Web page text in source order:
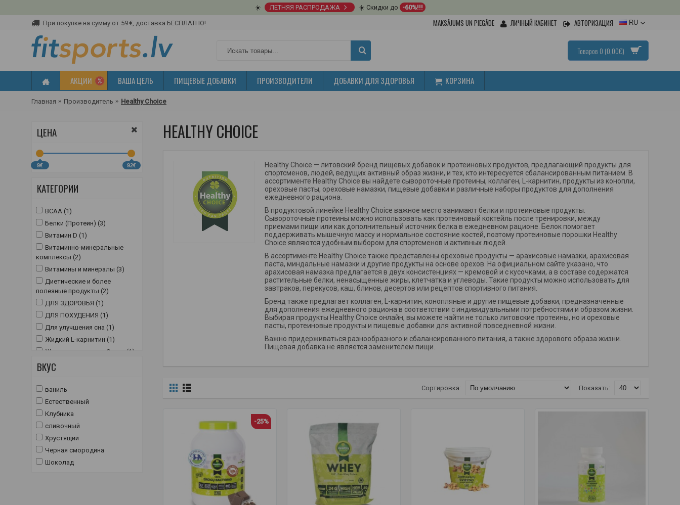
☀️ ЛЕТНЯЯ РАСПРОДАЖА ☀️ Скидки до -60%!!!
При покупке на сумму от 59 €, доставка БЕСПЛАТНО! MAKSĀJUMS UN PIEGĀDE ЛИЧНЫЙ КАБИНЕТ АВТОРИЗАЦИЯ RU
Товаров 0 (0,00€)
АКЦИИ ВАША ЦЕЛЬ ПИЩЕВЫЕ ДОБАВКИ ПРОИЗВОДИТЕЛИ ДОБАВКИ ДЛЯ ЗДОРОВЬЯ КОРЗИНА
Главная Производитель Healthy Choice
ЦЕНА
9€ 92€
КАТЕГОРИИ
BCAA (1)
Белки (Протеин) (3)
Витамин D (1)
Витаминно-минеральные
комплексы (2)
Витамины и минералы (3)
Диетические и более
полезные продукты (2)
ДЛЯ ЗДОРОВЬЯ (1)
ДЛЯ ПОХУДЕНИЯ (1)
Для улучшения сна (1)
Жидкий L-карнитин (1)
Жирные кислоты и Омега (1)
Жиросжигатели и L-карнитин
(1)
Сывороточный изолят (WPI)
Сывороточный концентрат
(WPC) (2)
триптофан (1)
УБОРКА СКЛАДОВ (4)
ВКУС
ваниль
Естественный
Клубника
сливочный
Хрустящий
Черная смородина
Шоколад
HEALTHY CHOICE
Healthy Choice — литовский бренд пищевых добавок и протеиновых продуктов, предлагающий продукты для
спортсменов, людей, ведущих активный образ жизни, и тех, кто интересуется сбалансированным питанием. В
ассортименте Healthy Choice вы найдете сывороточные протеины, коллаген, L-карнитин, продукты из конопли,
ореховые пасты, ореховые намазки, пищевые добавки и различные наборы продуктов для дополнения
ежедневного рациона.
В продуктовой линейке Healthy Choice важное место занимают белки и протеиновые продукты.
Сывороточные протеины можно использовать как протеиновый коктейль после тренировки, между
приемами пищи или как дополнительный источник белка в ежедневном рационе. Белок помогает
поддерживать мышечную массу и нормальное состояние костей, поэтому протеиновые порошки Healthy
Choice являются удобным выбором для спортсменов и активных людей.
В ассортименте Healthy Choice также представлены ореховые продукты — арахисовые намазки, арахисовая
паста, миндальные намазки и другие продукты на основе орехов. На официальном сайте указано, что
арахисовая намазка предлагается в двух консистенциях — кремовой и с кусочками, а в составе содержатся
растительные белки, ненасыщенные жиры, клетчатка и углеводы. Такие продукты можно использовать для
завтраков, перекусов, каш, блинов, десертов или рецептов спортивного питания.
Бренд также предлагает коллаген, L-карнитин, конопляные и другие пищевые добавки, предназначенные
для дополнения ежедневного рациона в соответствии с индивидуальными потребностями и образом жизни.
Выбирая продукты Healthy Choice онлайн, вы можете найти не только литовские протеины, но и ореховые
пасты, протеиновые продукты и пищевые добавки для активной повседневной жизни.
Важно придерживаться разнообразного и сбалансированного питания, а также здорового образа жизни.
Пищевая добавка не является заменителем пищи.
Показать:
Сортировка:
-25%